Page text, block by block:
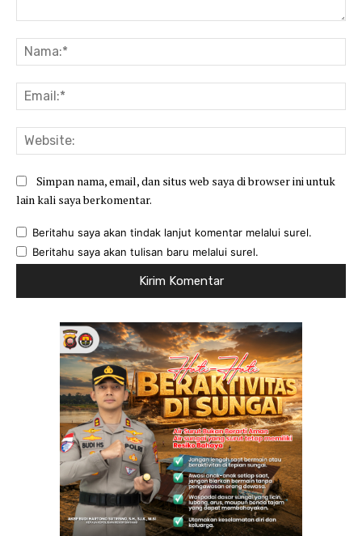
Simpan nama, email, dan situs web saya di browser ini untuk
lain kali saya berkomentar.
Beritahu saya akan tindak lanjut komentar melalui surel.
Beritahu saya akan tulisan baru melalui surel.